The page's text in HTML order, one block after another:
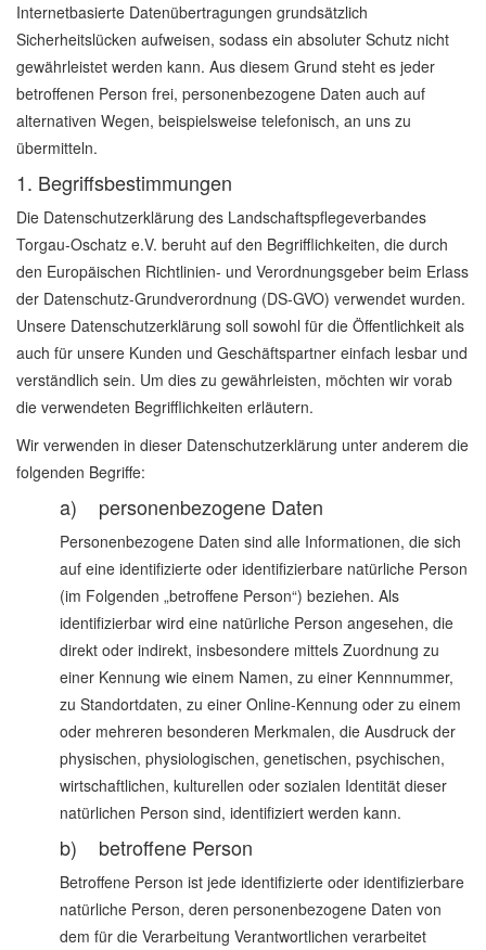
Internetbasierte Datenübertragungen grundsätzlich
Sicherheitslücken aufweisen, sodass ein absoluter Schutz nicht
gewährleistet werden kann. Aus diesem Grund steht es jeder
betroffenen Person frei, personenbezogene Daten auch auf
alternativen Wegen, beispielsweise telefonisch, an uns zu
übermitteln.
1. Begriffsbestimmungen
Die Datenschutzerklärung des Landschaftspflegeverbandes
Torgau-Oschatz e.V. beruht auf den Begrifflichkeiten, die durch
den Europäischen Richtlinien- und Verordnungsgeber beim Erlass
der Datenschutz-Grundverordnung (DS-GVO) verwendet wurden.
Unsere Datenschutzerklärung soll sowohl für die Öffentlichkeit als
auch für unsere Kunden und Geschäftspartner einfach lesbar und
verständlich sein. Um dies zu gewährleisten, möchten wir vorab
die verwendeten Begrifflichkeiten erläutern.
Wir verwenden in dieser Datenschutzerklärung unter anderem die
folgenden Begriffe:
a) personenbezogene Daten
Personenbezogene Daten sind alle Informationen, die sich
auf eine identifizierte oder identifizierbare natürliche Person
(im Folgenden „betroffene Person“) beziehen. Als
identifizierbar wird eine natürliche Person angesehen, die
direkt oder indirekt, insbesondere mittels Zuordnung zu
einer Kennung wie einem Namen, zu einer Kennnummer,
zu Standortdaten, zu einer Online-Kennung oder zu einem
oder mehreren besonderen Merkmalen, die Ausdruck der
physischen, physiologischen, genetischen, psychischen,
wirtschaftlichen, kulturellen oder sozialen Identität dieser
natürlichen Person sind, identifiziert werden kann.
b) betroffene Person
Betroffene Person ist jede identifizierte oder identifizierbare
natürliche Person, deren personenbezogene Daten von
dem für die Verarbeitung Verantwortlichen verarbeitet